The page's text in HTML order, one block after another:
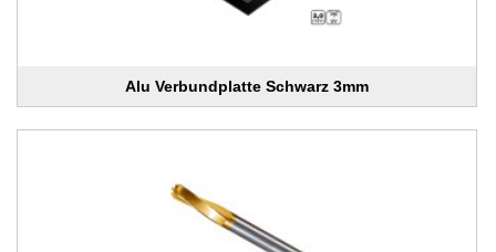
Alu Verbundplatte Schwarz 3mm